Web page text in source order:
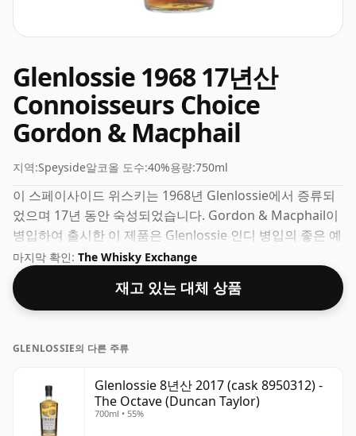
Glenlossie 1968 17년산
Connoisseurs Choice
Gordon & Macphail
지역:Speyside알코올 도수:40%용량:750ml
이 스페이사이드 위스키는 1968년 Glenlossie에서 증류되
었으며 17년 동안 숙성되었습니다. Gordon & Macphail이
병입하여 출시한 이 제품은 Glenlossie 인디 병입의 좋은 예
입니다. 이 위스키의 용량(또는 ABV)은 40%로, 요즘 많은 싱
글 몰트 위스키가 더 높은 농도로 병입되지만 이는 블렌디드
스카치 위스키에서 일반적입니다. 병 크기는 75cl입니다.
마지막 확인: The Whisky Exchange
재고 있는 대체 상품
GLENLOSSIE의 다른 주류
Glenlossie 8년산 2017 (cask 8950312) -
The Octave (Duncan Taylor)
700ml • 55%